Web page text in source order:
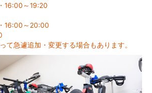
16:00～19:20
16:00～20:00
て急遽追加・変更する場合もあります。